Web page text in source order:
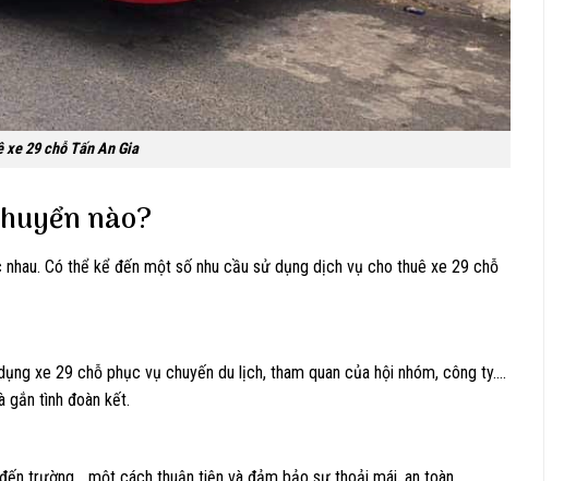
xe 29 chỗ Tấn An Gia
nào?
Có thể kể đến một số nhu cầu sử dụng dịch vụ cho thuê xe 29 chỗ
xe 29 chỗ phục vụ chuyến du lịch, tham quan của hội nhóm, công ty….
gắn tình đoàn kết.